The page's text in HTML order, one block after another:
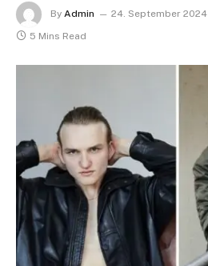
By Admin 24. September 2024
5 Mins Read